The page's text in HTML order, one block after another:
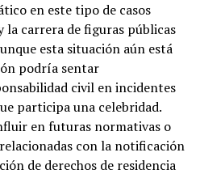
en este tipo de casos
la carrera de figuras públicas
esta situación aún está
podría sentar
civil en incidentes
participa una celebridad.
en futuras normativas o
con la notificación
de derechos de residencia